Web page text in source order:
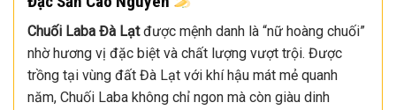
Chuối Laba Đà Lạtđược mệnh danh là “nữ hoàng chuối”
nhờ hương vị đặc biệt và chất lượng vượt trội. Được
trồng tại vùng đất Đà Lạt với khí hậu mát mẻ quanh
năm, Chuối Laba không chỉ ngon mà còn giàu dinh